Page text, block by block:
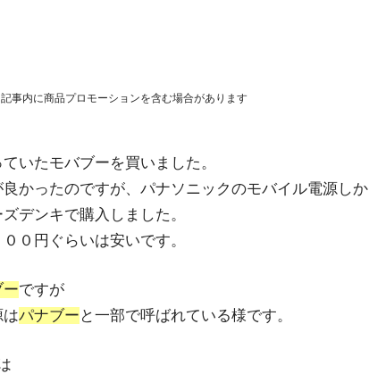
事内に商品プロモーションを含む場合があります
いたモバブーを買いました。
かったのですが、パナソニックのモバイル電源しか
デンキで購入しました。
０円ぐらいは安いです。
ーですが
パナブー と一部で呼ばれている様です。